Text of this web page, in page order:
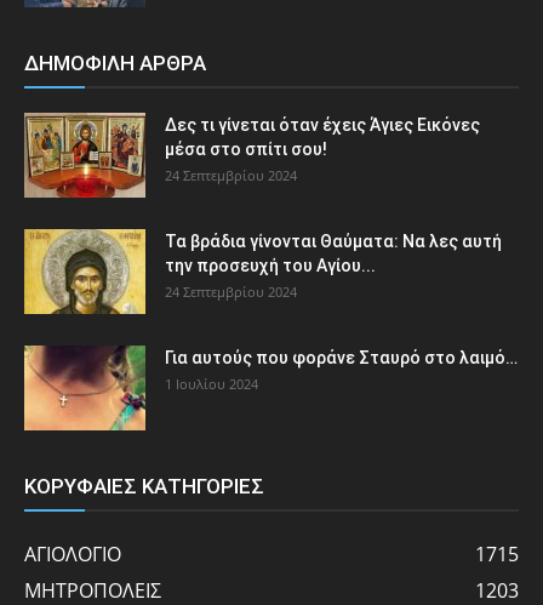
ΔΗΜΟΦΙΛΗ ΑΡΘΡΑ
Δες τι γίνεται όταν έχεις Άγιες Εικόνες
μέσα στο σπίτι σου!
24 Σεπτεμβρίου 2024
Τα βράδια γίνονται Θαύματα: Να λες αυτή
την προσευχή του Αγίου...
24 Σεπτεμβρίου 2024
Για αυτούς που φοράνε Σταυρό στο λαιμό…
1 Ιουλίου 2024
ΚΟΡΥΦΑΙΕΣ ΚΑΤΗΓΟΡΙΕΣ
ΑΓΙΟΛΟΓΙΟ
1715
ΜΗΤΡΟΠΟΛΕΙΣ
1203